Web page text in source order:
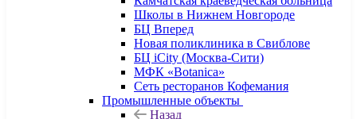
Школы в Нижнем Новгороде
БЦ Вперед
Новая поликлиника в Свиблове
БЦ iCity (Москва-Сити)
МФК «Botanica»
Сеть ресторанов Кофемания
Промышленные объекты
Назад